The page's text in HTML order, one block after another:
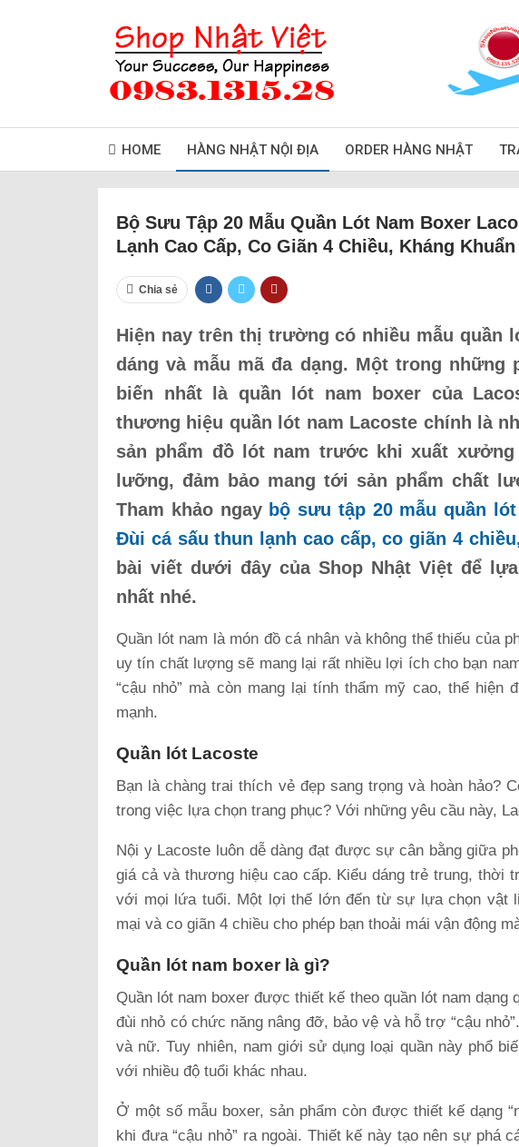
HOME HÀNG NHẬT NỘI ĐỊA ORDER HÀNG NHẬT
Bộ Sưu Tập 20 Mẫu Quần Lót Nam Boxer
Lạnh Cao Cấp, Co Giãn 4 Chiều, Kháng
Chia sẻ
Hiện nay trên thị trường có nhiều mẫu quần
dáng và mẫu mã đa dạng. Một trong những
biến nhất là quần lót nam boxer của
thương hiệu quần lót nam Lacoste chính là
sản phẩm đồ lót nam trước khi xuất
lưỡng, đảm bảo mang tới sản phẩm chất
Tham khảo ngay bộ sưu tập 20 mẫu quần
Đùi cá sấu thun lạnh cao cấp, co giãn 4
bài viết dưới đây của Shop Nhật Việt để
nhất nhé.
Quần lót nam là món đồ cá nhân và không thể thiếu của
uy tín chất lượng sẽ mang lại rất nhiều lợi ích cho bạn
“cậu nhỏ” mà còn mang lại tính thẩm mỹ cao, thể hiện
mạnh.
Quần lót Lacoste
Bạn là chàng trai thích vẻ đẹp sang trọng và hoàn hảo?
trong việc lựa chọn trang phục? Với những yêu cầu này,
Nội y Lacoste luôn dễ dàng đạt được sự cân bằng giữa
giá cả và thương hiệu cao cấp. Kiểu dáng trẻ trung, thời
với mọi lứa tuổi. Một lợi thế lớn đến từ sự lựa chọn vật
mại và co giãn 4 chiều cho phép bạn thoải mái vận động
Quần lót nam boxer là gì?
Quần lót nam boxer được thiết kế theo quần lót nam dạng
đùi nhỏ có chức năng nâng đỡ, bảo vệ và hỗ trợ “cậu
và nữ. Tuy nhiên, nam giới sử dụng loại quần này phổ
với nhiều độ tuổi khác nhau.
Ở một số mẫu boxer, sản phẩm còn được thiết kế dạng
khi đưa “cậu nhỏ” ra ngoài. Thiết kế này tạo nên sự phá